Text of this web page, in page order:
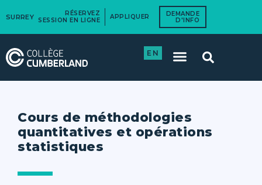
SURREY
RÉSERVEZ
SESSION EN LIGNE
APPLIQUER
DEMANDE
D'INFO
EN
Cours de méthodologies
quantitatives et opérations
statistiques